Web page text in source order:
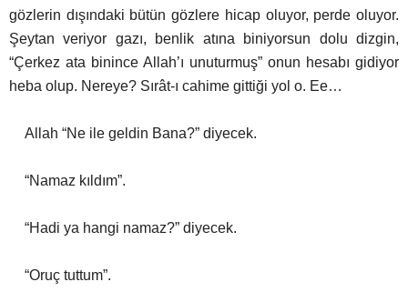
gözlerin dışındaki bütün gözlere hicap oluyor, perde oluyor.
Şeytan veriyor gazı, benlik atına biniyorsun dolu dizgin,
“Çerkez ata binince Allah’ı unuturmuş” onun hesabı gidiyor
heba olup. Nereye? Sırât-ı cahime gittiği yol o. Ee…
Allah “Ne ile geldin Bana?” diyecek.
“Namaz kıldım”.
“Hadi ya hangi namaz?” diyecek.
“Oruç tuttum”.